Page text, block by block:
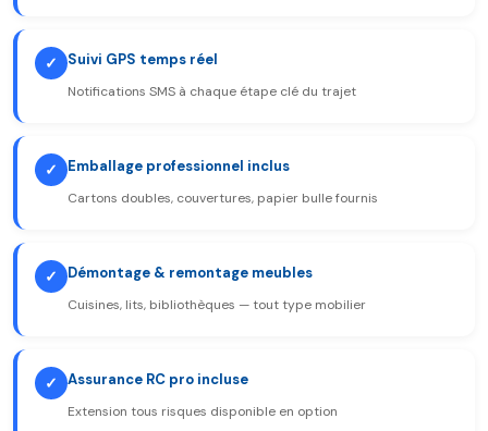
✓ Suivi GPS temps réel
Notifications SMS à chaque étape clé du trajet
✓ Emballage professionnel inclus
Cartons doubles, couvertures, papier bulle fournis
✓ Démontage & remontage meubles
Cuisines, lits, bibliothèques — tout type mobilier
✓ Assurance RC pro incluse
Extension tous risques disponible en option